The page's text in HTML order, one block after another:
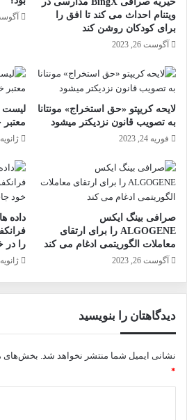
ویتنام احداث می کند تا افق را
برای کودکان روشن کند
آگوست 26, 2023
آگوست 24,
لایحه کریپتو «حق استخراج» مونتانا
به تصویب قانون نزدیکتر میشود
فوریه 24, 2023
لیست
ژانویه 3, 2024
صرافی بینگ ایکس
ALGOGENE را برای ارتقای
معاملات الگوریتمی ادغام می کند
آگوست 26, 2023
داده
را در
ژانویه 16, 2023
دیدگاهتان را بنویسید
نشانی ایمیل شما منتشر نخواهد شد. بخش‌های
*